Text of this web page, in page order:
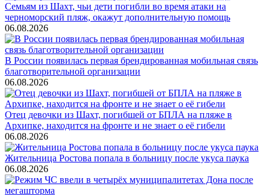
Семьям из Шахт, чьи дети погибли во время атаки на
черноморский пляж, окажут дополнительную помощь
06.08.2026
В России появилась первая брендированная мобильная связь
благотворительной организации
06.08.2026
Отец девочки из Шахт, погибшей от БПЛА на пляже в
Архипке, находится на фронте и не знает о её гибели
06.08.2026
Жительница Ростова попала в больницу после укуса паука
06.08.2026